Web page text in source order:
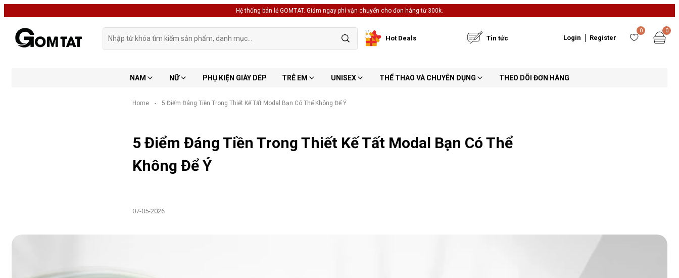
Hệ thống bán lẻ GOMTAT. Giảm ngay phí vận chuyển cho đơn hàng từ 300k.
Hot Deals Tin tức
0 0
NAM NỮ PHỤ KIỆN GIÀY DÉP TRẺ EM UNISEX THỂ THAO VÀ CHUYÊN DỤNG THEO DÕI ĐƠN HÀNG
Login Register
Home - 5 Điểm Đáng Tiền Trong Thiết Kế Tất Modal Bạn Có Thể Không Để Ý
5 Điểm Đáng Tiền Trong Thiết Kế Tất Modal Bạn Có Thể
Không Để Ý
07-05-2026